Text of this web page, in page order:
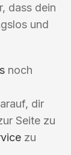
dass dein
und
noch
dir
Seite zu
zu